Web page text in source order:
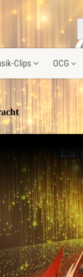
Clips OCG